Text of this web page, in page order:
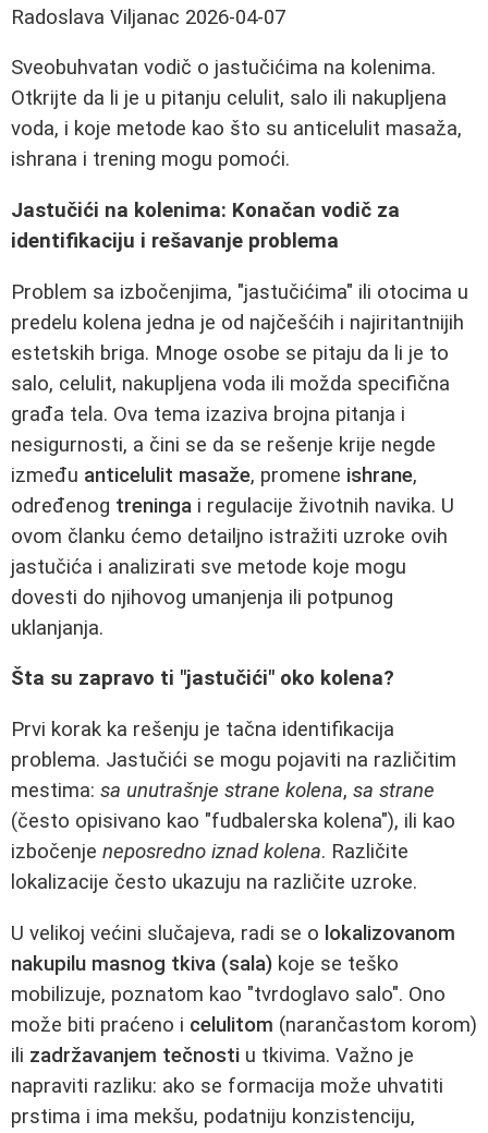
Radoslava Viljanac 2026-04-07
Sveobuhvatan vodič o jastučićima na kolenima.
Otkrijte da li je u pitanju celulit, salo ili nakupljena
voda, i koje metode kao što su anticelulit masaža,
ishrana i trening mogu pomoći.
Jastučići na kolenima: Konačan vodič za
identifikaciju i rešavanje problema
Problem sa izbočenjima, "jastučićima" ili otocima u
predelu kolena jedna je od najčešćih i najiritantnijih
estetskih briga. Mnoge osobe se pitaju da li je to
salo, celulit, nakupljena voda ili možda specifična
građa tela. Ova tema izaziva brojna pitanja i
nesigurnosti, a čini se da se rešenje krije negde
između anticelulit masaže, promene ishrane,
određenog treninga i regulacije životnih navika. U
ovom članku ćemo detailjno istražiti uzroke ovih
jastučića i analizirati sve metode koje mogu
dovesti do njihovog umanjenja ili potpunog
uklanjanja.
Šta su zapravo ti "jastučići" oko kolena?
Prvi korak ka rešenju je tačna identifikacija
problema. Jastučići se mogu pojaviti na različitim
mestima: sa unutrašnje strane kolena, sa strane
(često opisivano kao "fudbalerska kolena"), ili kao
izbočenje neposredno iznad kolena. Različite
lokalizacije često ukazuju na različite uzroke.
U velikoj većini slučajeva, radi se o lokalizovanom
nakupilu masnog tkiva (sala) koje se teško
mobilizuje, poznatom kao "tvrdoglavo salo". Ono
može biti praćeno i celulitom (narančastom korom)
ili zadržavanjem tečnosti u tkivima. Važno je
napraviti razliku: ako se formacija može uhvatiti
prstima i ima mekšu, podatniju konzistenciju,